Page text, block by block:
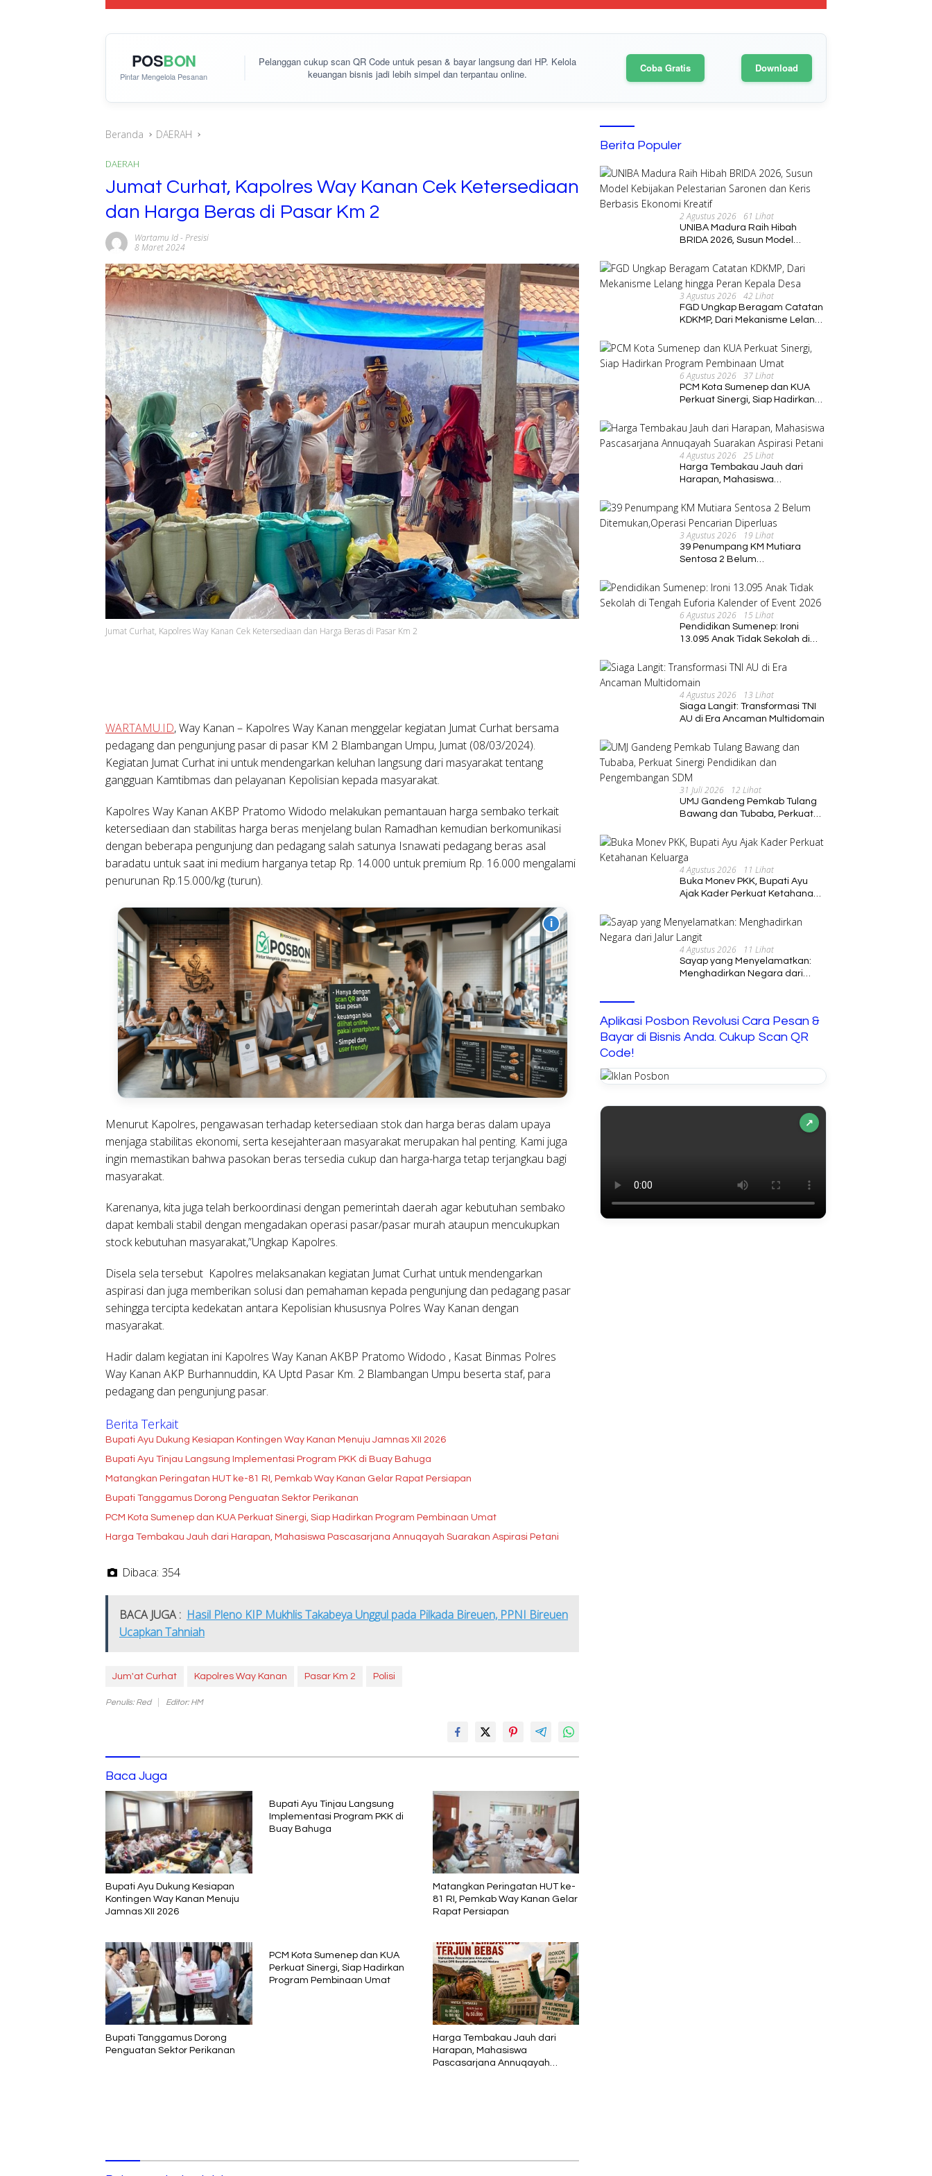
POSBON
Pintar Mengelola Pesanan
Pelanggan cukupscan QR Code untuk pesan & bayar langsung dari HP. Kelola
keuangan bisnis jadi lebih simpel dan terpantau online.
Coba Gratis Download
Beranda DAERAH
DAERAH
Jumat Curhat, Kapolres Way Kanan Cek Ketersediaan
dan Harga Beras di Pasar Km 2
Wartamu Id- Presisi
8 Maret 2024
Jumat Curhat, Kapolres Way Kanan Cek Ketersediaan dan Harga Beras di Pasar Km 2
WARTAMU.ID, Way Kanan – Kapolres Way Kanan menggelar kegiatan Jumat Curhat bersama
pedagang dan pengunjung pasar di pasar KM 2 Blambangan Umpu, Jumat (08/03/2024).
Kegiatan Jumat Curhat ini untuk mendengarkan keluhan langsung dari masyarakat tentang
gangguan Kamtibmas dan pelayanan Kepolisian kepada masyarakat.
Kapolres Way Kanan AKBP Pratomo Widodo melakukan pemantauan harga sembako terkait
ketersediaan dan stabilitas harga beras menjelang bulan Ramadhan kemudian berkomunikasi
dengan beberapa pengunjung dan pedagang salah satunya Isnawati pedagang beras asal
baradatu untuk saat ini medium harganya tetap Rp. 14.000 untuk premium Rp. 16.000 mengalami
penurunan Rp.15.000/kg (turun).
i
Menurut Kapolres, pengawasan terhadap ketersediaan stok dan harga beras dalam upaya
menjaga stabilitas ekonomi, serta kesejahteraan masyarakat merupakan hal penting. Kami juga
ingin memastikan bahwa pasokan beras tersedia cukup dan harga-harga tetap terjangkau bagi
masyarakat.
Karenanya, kita juga telah berkoordinasi dengan pemerintah daerah agar kebutuhan sembako
dapat kembali stabil dengan mengadakan operasi pasar/pasar murah ataupun mencukupkan
stock kebutuhan masyarakat,”Ungkap Kapolres.
Disela sela tersebut Kapolres melaksanakan kegiatan Jumat Curhat untuk mendengarkan
aspirasi dan juga memberikan solusi dan pemahaman kepada pengunjung dan pedagang pasar
sehingga tercipta kedekatan antara Kepolisian khususnya Polres Way Kanan dengan
masyarakat.
Hadir dalam kegiatan ini Kapolres Way Kanan AKBP Pratomo Widodo , Kasat Binmas Polres
Way Kanan AKP Burhannuddin, KA Uptd Pasar Km. 2 Blambangan Umpu beserta staf, para
pedagang dan pengunjung pasar.
Berita Terkait
Bupati Ayu Dukung Kesiapan Kontingen Way Kanan Menuju Jamnas XII 2026
Bupati Ayu Tinjau Langsung Implementasi Program PKK di Buay Bahuga
Matangkan Peringatan HUT ke-81 RI, Pemkab Way Kanan Gelar Rapat Persiapan
Bupati Tanggamus Dorong Penguatan Sektor Perikanan
PCM Kota Sumenep dan KUA Perkuat Sinergi, Siap Hadirkan Program Pembinaan Umat
Harga Tembakau Jauh dari Harapan, Mahasiswa Pascasarjana Annuqayah Suarakan Aspirasi Petani
Dibaca: 354
BACA JUGA : Hasil Pleno KIP Mukhlis Takabeya Unggul pada Pilkada Bireuen, PPNI Bireuen
Ucapkan Tahniah
Jum'at Curhat Kapolres Way Kanan Pasar Km 2 Polisi
Penulis: Red Editor: HM
Baca Juga
Bupati Ayu Dukung Kesiapan
Kontingen Way Kanan Menuju
Jamnas XII 2026
Bupati Ayu Tinjau Langsung
Implementasi Program PKK di
Buay Bahuga
Matangkan Peringatan HUT ke-
81 RI, Pemkab Way Kanan Gelar
Rapat Persiapan
Bupati Tanggamus Dorong
Penguatan Sektor Perikanan
PCM Kota Sumenep dan KUA
Perkuat Sinergi, Siap Hadirkan
Program Pembinaan Umat
Harga Tembakau Jauh dari
Harapan, Mahasiswa
Pascasarjana Annuqayah
Berita Populer
2 Agustus 2026 61 Lihat
UNIBA Madura Raih Hibah
BRIDA 2026, Susun Model
dan Keris Berbasis Ekonomi
Kreatif
3 Agustus 2026 42 Lihat
FGD Ungkap Beragam Catatan
KDKMP, Dari Mekanisme Lelang
6 Agustus 2026 37 Lihat
PCM Kota Sumenep dan KUA
Perkuat Sinergi, Siap Hadirkan
4 Agustus 2026 25 Lihat
Harga Tembakau Jauh dari
Harapan, Mahasiswa
Suarakan Aspirasi Petani
3 Agustus 2026 19 Lihat
39 Penumpang KM Mutiara
Sentosa 2 Belum
Diperluas
6 Agustus 2026 15 Lihat
Pendidikan Sumenep: Ironi
13.095 Anak Tidak Sekolah di
Event 2026
4 Agustus 2026 13 Lihat
Siaga Langit: Transformasi TNI
AU di Era Ancaman Multidomain
31 Juli 2026 12 Lihat
UMJ Gandeng Pemkab Tulang
Bawang dan Tubaba, Perkuat
Pengembangan SDM
4 Agustus 2026 11 Lihat
Buka Monev PKK, Bupati Ayu
Ajak Kader Perkuat Ketahanan
4 Agustus 2026 11 Lihat
Sayap yang Menyelamatkan:
Menghadirkan Negara dari
Aplikasi Posbon Revolusi Cara Pesan &
Bayar di Bisnis Anda. Cukup Scan QR
Code!
↗